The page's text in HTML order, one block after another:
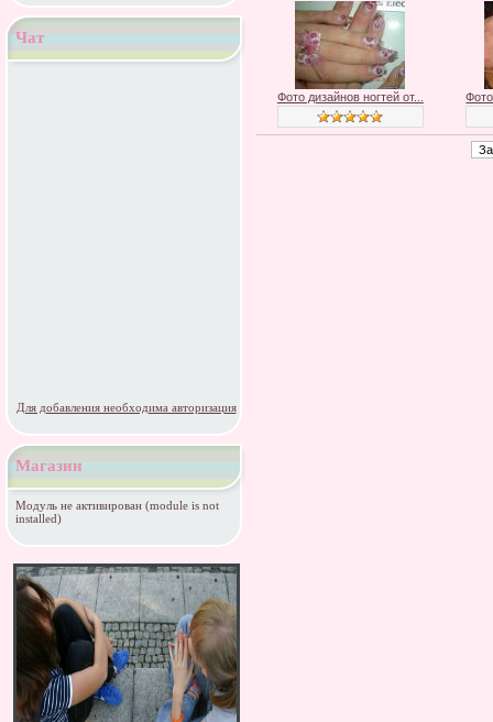
Фото дизайнов ногтей от...
Чат
Для добавления необходима авторизация
Магазин
Модуль не активирован (module is not
installed)